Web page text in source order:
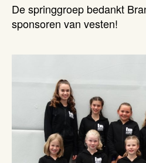
De springgroep bedankt
sponsoren van vesten!